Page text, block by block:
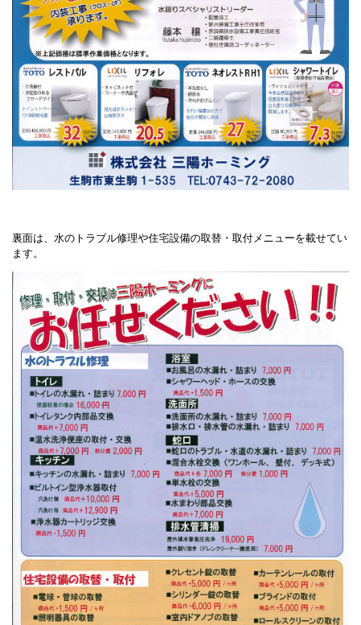
裏面は、水のトラブル修理や住宅設備の取替・取付メニューを載せてい
ます。